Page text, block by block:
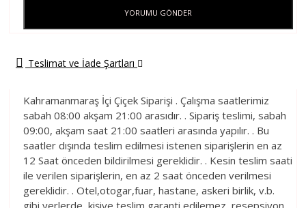
YORUMU GÖNDER
Teslimat ve İade Şartları
Kahramanmaraş İçi Çiçek Siparişi . Çalışma saatlerimiz
sabah 08:00 akşam 21:00 arasıdır. . Sipariş teslimi, sabah
09:00, akşam saat 21:00 saatleri arasında yapılır. . Bu
saatler dışında teslim edilmesi istenen siparişlerin en az
12 Saat önceden bildirilmesi gereklidir. . Kesin teslim saati
ile verilen siparişlerin, en az 2 saat önceden verilmesi
gereklidir. . Otel,otogar,fuar, hastane, askeri birlik, v.b.
gibi yerlerde, kişiye teslim garanti edilemez, resepsiyon,